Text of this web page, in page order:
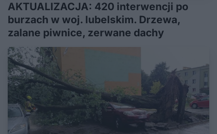
AKTUALIZACJA: 420 interwencji po
burzach w woj. lubelskim. Drzewa,
zalane piwnice, zerwane dachy